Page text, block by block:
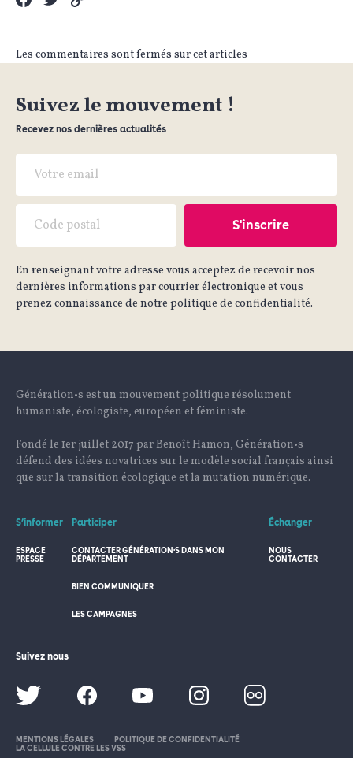
Les commentaires sont fermés sur cet articles
Suivez le mouvement !
Recevez nos dernières actualités
En renseignant votre adresse vous acceptez de recevoir nos
dernières informations par courrier électronique et vous
prenez connaissance de notre politique de confidentialité.
Génération•s est un mouvement politique résolument
humaniste, écologiste, européen et féministe.
Fondé le 1er juillet 2017 par Benoît Hamon, Génération•s
défend des idées novatrices sur le modèle social français ainsi
que sur la transition écologique et la mutation numérique.
S’informer
ESPACE
PRESSE
Participer
CONTACTER GÉNÉRATION·S DANS MON
DÉPARTEMENT
BIEN COMMUNIQUER
LES CAMPAGNES
Échanger
NOUS
CONTACTER
Suivez nous
MENTIONS LÉGALES
POLITIQUE DE CONFIDENTIALITÉ
LA CELLULE CONTRE LES VSS